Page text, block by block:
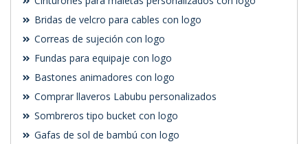
Bridas de velcro para cables con logo
Correas de sujeción con logo
Fundas para equipaje con logo
Bastones animadores con logo
Comprar llaveros Labubu personalizados
Sombreros tipo bucket con logo
Gafas de sol de bambú con logo